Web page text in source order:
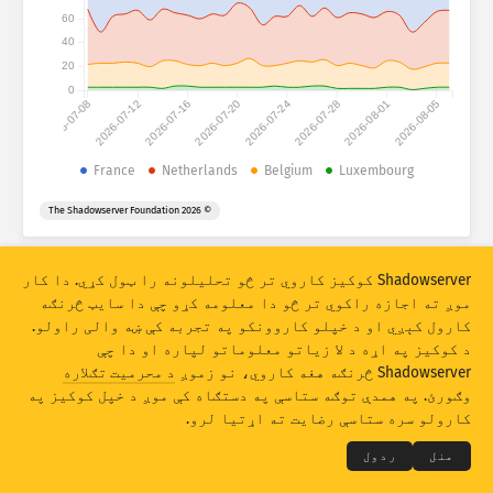
د برید احصائیې: دستګاوې
د ډېټا مجموعه
هېواد
Stacking سر په سر شوې له یوه بل سره تداخل لرونکی
په اتومات ډول د اپډیټ پایلې
اپډیټ رېسیټ (له سره تنظیمول)
PNG په ډول ډاونلوډ
2026-07-082026-07-122026-07-162026-07-202026-07-242026-07-282026-08-012026-08-05
0
20
40
60
France Netherlands Belgium Luxembourg
© 2026 The Shadowserver Foundation
THE SHADOWSERVER FOUNDATION
خصوصي حریم او شرایط
موږ سره اړیکه اعتبارونه
Shadowserver کوکیز کاروي تر څو تحلیلونه را ټول کړي. دا کار
موږ ته اجازه راکوي تر څو دا معلومه کړو چې دا سایټ څرنګه
کارول کېږي او د خپلو کاروونکو په تجربه کې ښه والی راولو.
د کوکیز په اړه د لا زیاتو معلوماتو لپاره او دا چې
Shadowserver څرنګه هغه کاروي، نو زموږ
د محرمیت تګلاره
وګورئ. په همدې توګه ستاسې په دستګاه کې موږ د خپل کوکیز په
کارولو سره ستاسې رضایت ته اړتیا لرو.
منل ردول